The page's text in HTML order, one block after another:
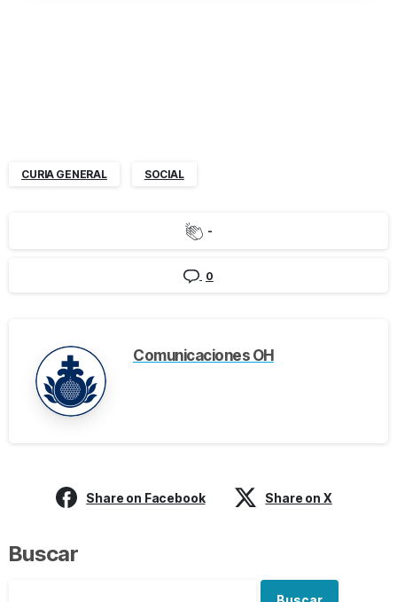
CURIA GENERAL SOCIAL
-
0
Comunicaciones OH
Share on Facebook Share on X
Buscar